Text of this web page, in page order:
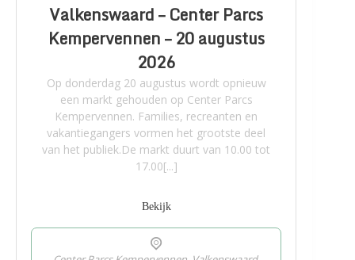
Valkenswaard – Center Parcs
Kempervennen – 20 augustus
2026
Op donderdag 20 augustus wordt opnieuw
een markt gehouden op Center Parcs
Kempervennen. Families, recreanten en
vakantiegangers vormen het grootste deel
van het publiek.De markt duurt van 10.00 tot
17.00[...]
Bekijk